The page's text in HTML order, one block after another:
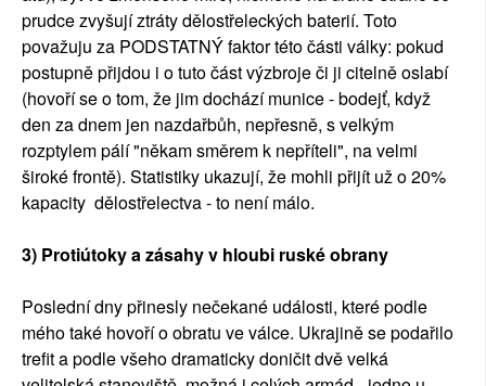
prudce zvyšují ztráty dělostřeleckých baterií. Toto
považuju za PODSTATNÝ faktor této části války: pokud
postupně přijdou i o tuto část výzbroje či ji citelně oslabí
(hovoří se o tom, že jim dochází munice - bodejť, když
den za dnem jen nazdařbůh, nepřesně, s velkým
rozptylem pálí "někam směrem k nepříteli", na velmi
široké frontě). Statistiky ukazují, že mohli přijít už o 20%
kapacity dělostřelectva - to není málo.
3) Protiútoky a zásahy v hloubi ruské obrany
Poslední dny přinesly nečekané události, které podle
mého také hovoří o obratu ve válce. Ukrajině se podařilo
trefit a podle všeho dramaticky doničit dvě velká